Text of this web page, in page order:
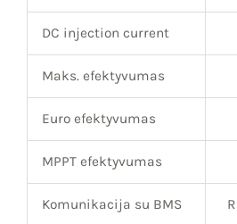
DC injection current
Maks. efektyvumas
Euro efektyvumas
MPPT efektyvumas
Komunikacija su BMS